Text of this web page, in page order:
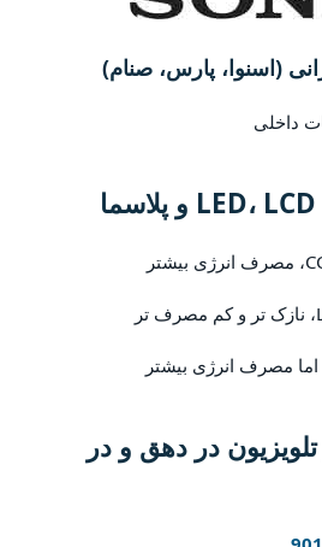
(اسنوا، پارس، صنام)
داخلی
اما مصرف انرژی بیشتر
در دهق و در